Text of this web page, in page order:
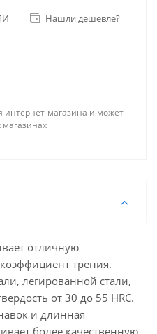
Нашли дешевле?
интернет-магазина и может
магазинах
отличную
трения.
легированной стали,
от 30 до 55 HRC.
и длинная
более качественную